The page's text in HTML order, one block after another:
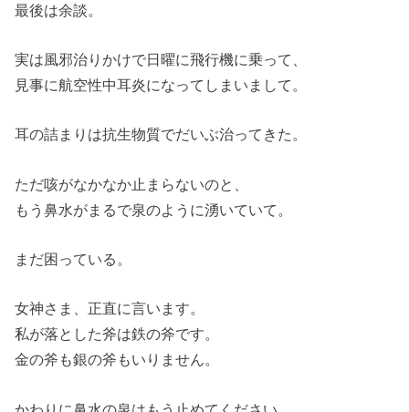
最後は余談。
実は風邪治りかけで日曜に飛行機に乗って、
見事に航空性中耳炎になってしまいまして。
耳の詰まりは抗生物質でだいぶ治ってきた。
ただ咳がなかなか止まらないのと、
もう鼻水がまるで泉のように湧いていて。
まだ困っている。
女神さま、正直に言います。
私が落とした斧は鉄の斧です。
金の斧も銀の斧もいりません。